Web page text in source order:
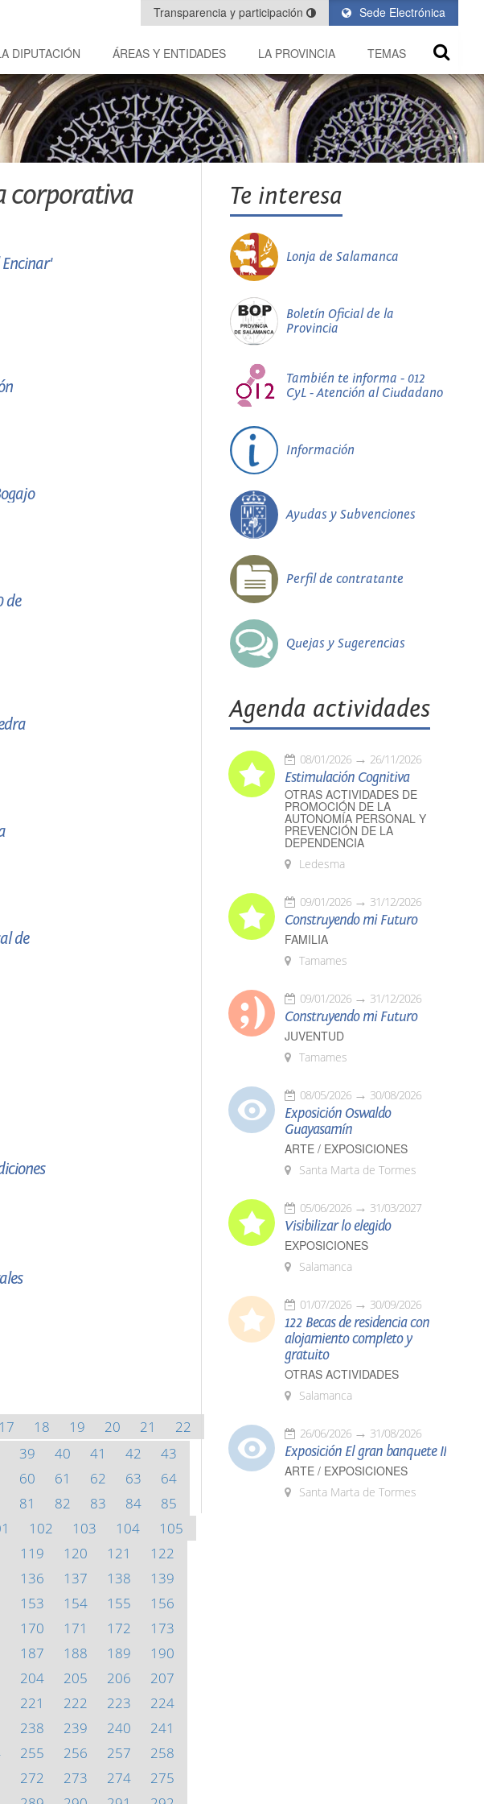
Sede Electrónica
Transparencia y participación
DIPUTACIÓN ÁREAS Y ENTIDADES LA PROVINCIA TEMAS
corporativa
de
de
17 18 19 20 21
22
39 40 41 42
43
60 61 62 63
64
81 82 83 84
85
102 103 104
105
119 120 121
122
136 137 138
139
153 154 155
156
170 171 172
173
187 188 189
190
204 205 206
207
221 222 223
224
238 239 240
241
255 256 257
258
272 273 274
275
Te interesa
Lonja de Salamanca
Boletín Oficial de la
Provincia
También te informa - 012
CyL - Atención al Ciudadano
Información
Ayudas y Subvenciones
Perfil de contratante
Quejas y Sugerencias
Agenda actividades
08/01/2026 26/11/2026
Estimulación Cognitiva
OTRAS ACTIVIDADES DE
PROMOCIÓN DE LA
AUTONOMÍA PERSONAL Y
PREVENCIÓN DE LA
DEPENDENCIA
Ledesma
09/01/2026 31/12/2026
Construyendo mi Futuro
FAMILIA
Tamames
09/01/2026 31/12/2026
Construyendo mi Futuro
JUVENTUD
Tamames
08/05/2026 30/08/2026
Exposición Oswaldo
Guayasamín
ARTE / EXPOSICIONES
Santa Marta de Tormes
05/06/2026 31/03/2027
Visibilizar lo elegido
EXPOSICIONES
Salamanca
01/07/2026 30/09/2026
122 Becas de residencia con
alojamiento completo y
gratuito
OTRAS ACTIVIDADES
Salamanca
26/06/2026 31/08/2026
Exposición El gran banquete II
ARTE / EXPOSICIONES
Santa Marta de Tormes